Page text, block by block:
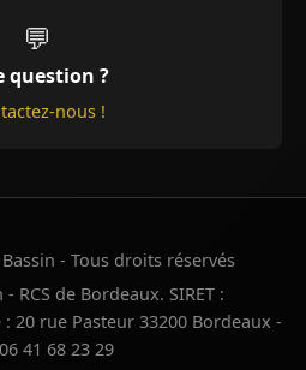
💬
question ?
nous !
- Tous droits réservés
RCS de Bordeaux. SIRET :
: 20 rue Pasteur 33200 Bordeaux -
41 68 23 29